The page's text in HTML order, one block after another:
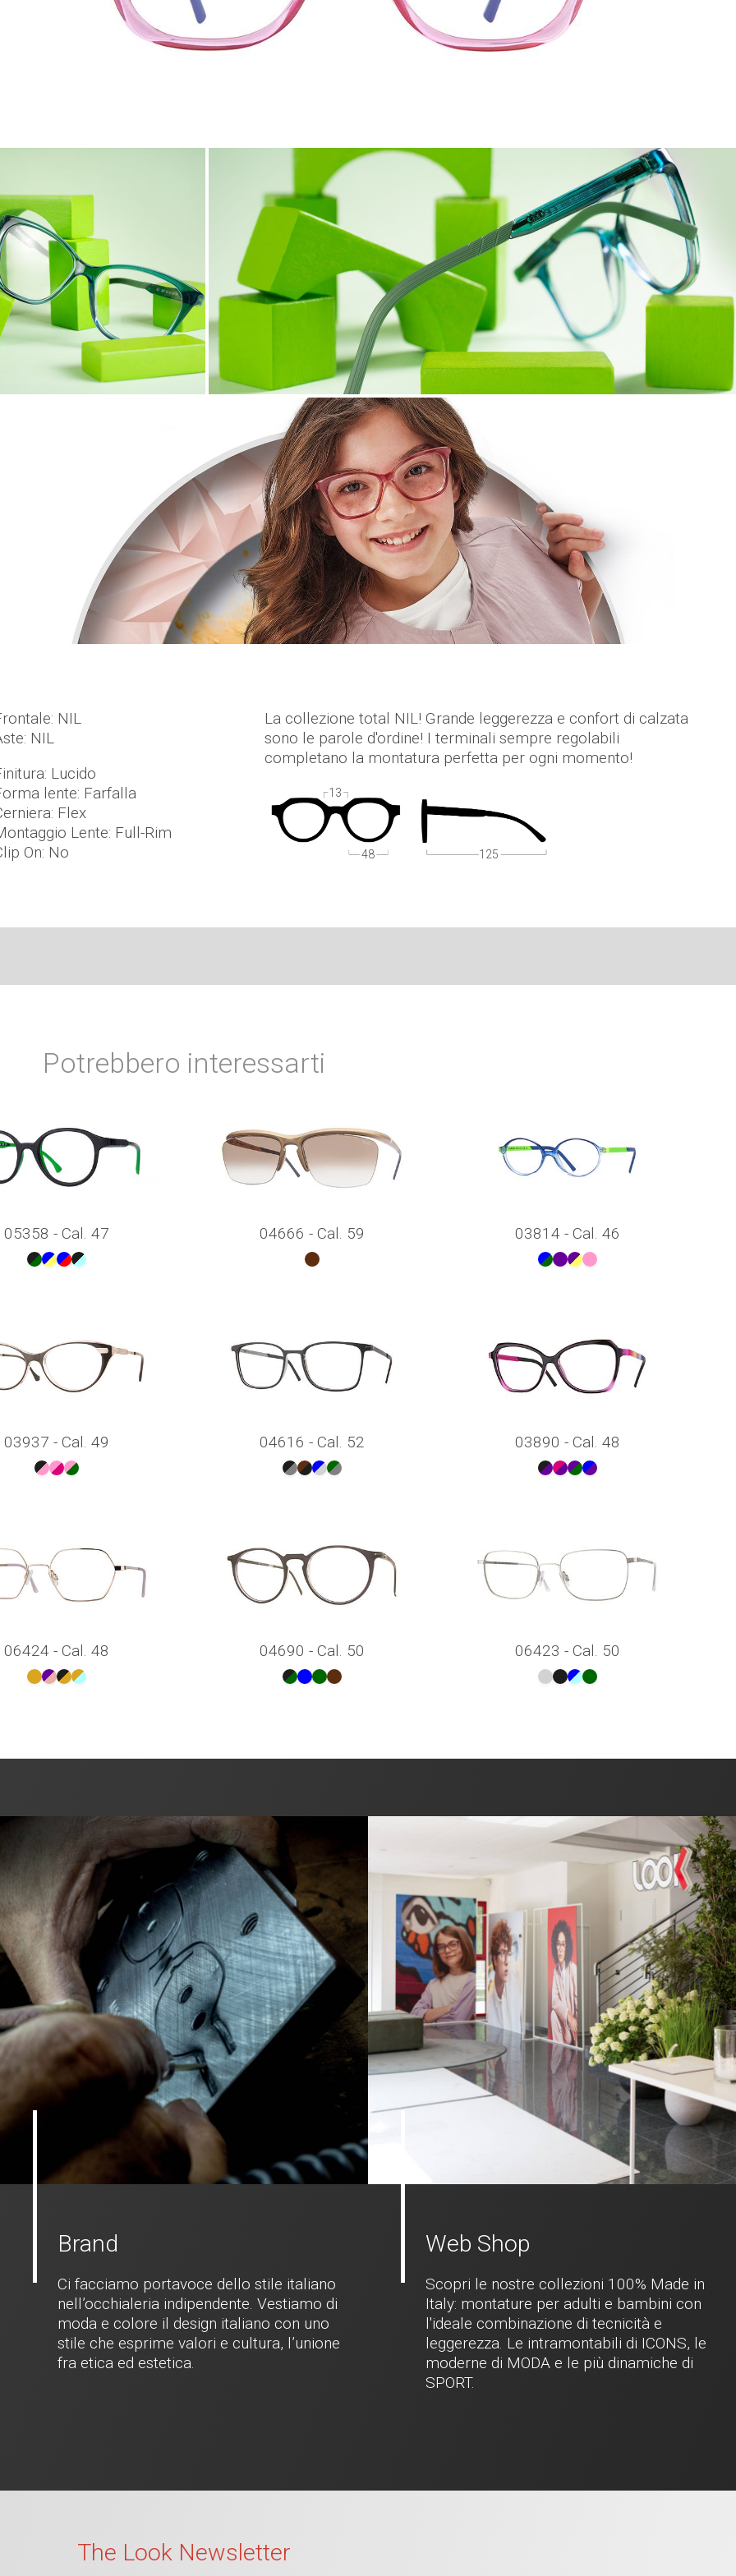
NIL
NIL
Lucido
lente: Farfalla
Flex
Lente: Full-Rim
On: No
La collezione total NIL! Grande leggerezza e confort di calzata
sono le parole d'ordine! I terminali sempre regolabili
completano la montatura perfetta per ogni momento!
48
13
125
Potrebbero interessarti
05358 - Cal. 47 04666 - Cal. 59 03814 - Cal. 46
03937 - Cal. 49 04616 - Cal. 52 03890 - Cal. 48
06424 - Cal. 48 04690 - Cal. 50 06423 - Cal. 50
Brand
Ci facciamo portavoce dello stile italiano
nell’occhialeria indipendente. Vestiamo di
moda e colore il design italiano con uno
stile che esprime valori e cultura, l’unione
fra etica ed estetica.
Web Shop
Scopri le nostre collezioni 100% Made in
Italy: montature per adulti e bambini con
l'ideale combinazione di tecnicità e
leggerezza. Le intramontabili di ICONS, le
moderne di MODA e le più dinamiche di
SPORT.
The Look Newsletter